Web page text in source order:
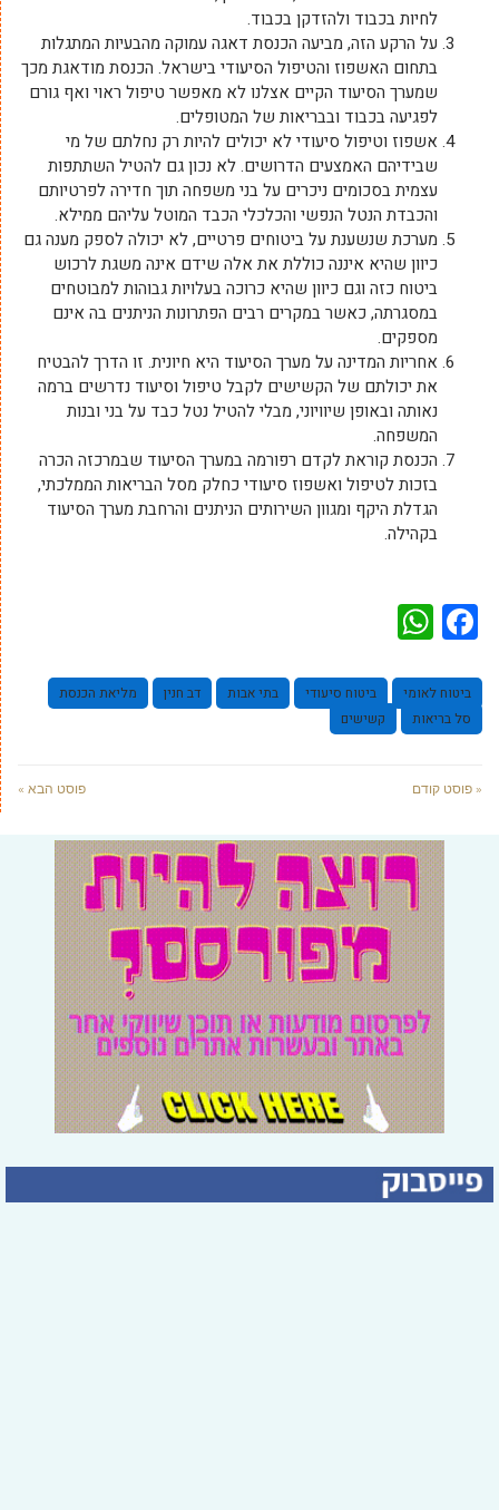
לחיות בכבוד ולהזדקן בכבוד.
על הרקע הזה, מביעה הכנסת דאגה עמוקה מהבעיות המתגלות
בתחום האשפוז והטיפול הסיעודי בישראל. הכנסת מודאגת מכך
שמערך הסיעוד הקיים אצלנו לא מאפשר טיפול ראוי ואף גורם
לפגיעה בכבוד ובבריאות של המטופלים.
אשפוז וטיפול סיעודי לא יכולים להיות רק נחלתם של מי
שבידיהם האמצעים הדרושים. לא נכון גם להטיל השתתפות
עצמית בסכומים ניכרים על בני משפחה תוך חדירה לפרטיותם
והכבדת הנטל הנפשי והכלכלי הכבד המוטל עליהם ממילא.
מערכת שנשענת על ביטוחים פרטיים, לא יכולה לספק מענה גם
כיוון שהיא איננה כוללת את אלה שידם אינה משגת לרכוש
ביטוח כזה וגם כיוון שהיא כרוכה בעלויות גבוהות למבוטחים
במסגרתה, כאשר במקרים רבים הפתרונות הניתנים בה אינם
מספקים.
אחריות המדינה על מערך הסיעוד היא חיונית. זו הדרך להבטיח
את יכולתם של הקשישים לקבל טיפול וסיעוד נדרשים ברמה
נאותה ובאופן שיוויוני, מבלי להטיל נטל כבד על בני ובנות
המשפחה.
הכנסת קוראת לקדם רפורמה במערך הסיעוד שבמרכזה הכרה
בזכות לטיפול ואשפוז סיעודי כחלק מסל הבריאות הממלכתי,
הגדלת היקף ומגוון השירותים הניתנים והרחבת מערך הסיעוד
בקהילה.
Facebook
ביטוח לאומי ביטוח סיעודי בתי אבות דב חנין
מליאת הכנסת
סל בריאות
קשישים
« פוסט קודם פוסט הבא »